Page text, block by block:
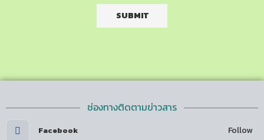
ช่องทางติดตามข่าวสาร
Facebook Follow